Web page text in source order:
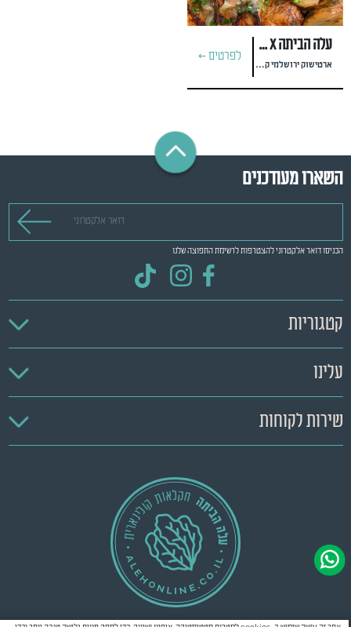
עלה הביתה x מסעדת חוות צוק
ארטישוק ירושלמי קונפי, פרגית במרינדה וסלסת מיזונה סגולה
לפרטים >
השארו מעודכנים
הכניסו דואר אלקטרוני להצטרפות לרשימת התפוצה שלנו
קטגוריות
עלינו
שירות לקוחות